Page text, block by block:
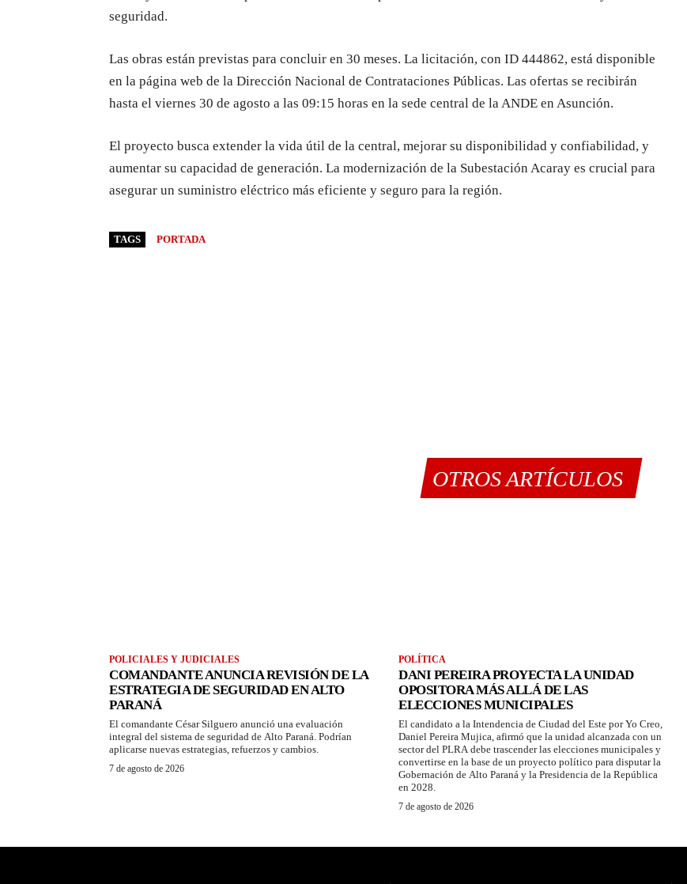
seguridad.
Las obras están previstas para concluir en 30 meses. La licitación, con ID 444862, está disponible
en la página web de la Dirección Nacional de Contrataciones Públicas. Las ofertas se recibirán
hasta el viernes 30 de agosto a las 09:15 horas en la sede central de la ANDE en Asunción.
El proyecto busca extender la vida útil de la central, mejorar su disponibilidad y confiabilidad, y
aumentar su capacidad de generación. La modernización de la Subestación Acaray es crucial para
asegurar un suministro eléctrico más eficiente y seguro para la región.
TAGS PORTADA
OTROS ARTÍCULOS
POLICIALES Y JUDICIALES
COMANDANTE ANUNCIA REVISIÓN DE LA
ESTRATEGIA DE SEGURIDAD EN ALTO
PARANÁ
El comandante César Silguero anunció una evaluación
integral del sistema de seguridad de Alto Paraná. Podrían
aplicarse nuevas estrategias, refuerzos y cambios.
7 de agosto de 2026
POLÍTICA
DANI PEREIRA PROYECTA LA UNIDAD
OPOSITORA MÁS ALLÁ DE LAS
ELECCIONES MUNICIPALES
El candidato a la Intendencia de Ciudad del Este por Yo Creo,
Daniel Pereira Mujica, afirmó que la unidad alcanzada con un
sector del PLRA debe trascender las elecciones municipales y
convertirse en la base de un proyecto político para disputar la
Gobernación de Alto Paraná y la Presidencia de la República
en 2028.
7 de agosto de 2026